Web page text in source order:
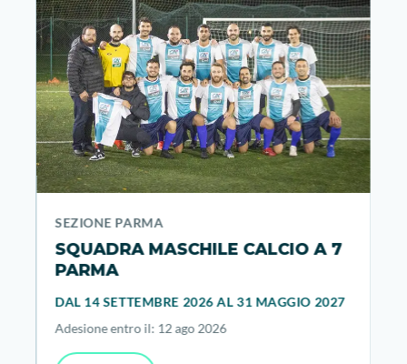
SEZIONE PARMA
SQUADRA MASCHILE CALCIO A 7
PARMA
DAL 14 SETTEMBRE 2026 AL 31 MAGGIO 2027
Adesione entro il: 12 ago 2026